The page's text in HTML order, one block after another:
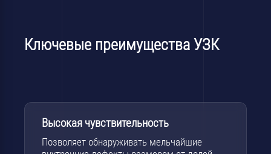
Ключевые преимущества УЗК
Высокая чувствительность
Позволяет обнаруживать мельчайшие